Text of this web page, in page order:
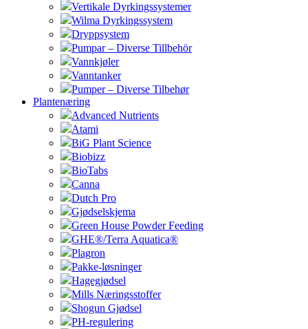
Vertikale Dyrkingssystemer
Wilma Dyrkingssystem
Dryppsystem
Pumpar – Diverse Tillbehör
Vannkjøler
Vanntanker
Pumper – Diverse Tilbehør
Plantenæring
Advanced Nutrients
Atami
BiG Plant Science
Biobizz
BioTabs
Canna
Dutch Pro
Gjødselskjema
Green House Powder Feeding
GHE®/Terra Aquatica®
Plagron
Pakke-løsninger
Hagegjødsel
Mills Næringsstoffer
Shogun Gjødsel
PH-regulering